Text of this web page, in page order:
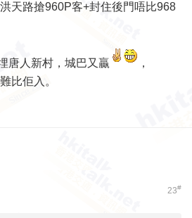
天路搶960P客+封住後門唔比968
唐人新村，城巴又贏
，
比佢入。
23#